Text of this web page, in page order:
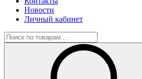
Новости
Личный кабинет